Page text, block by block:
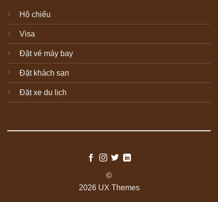
Hộ chiếu
Visa
Đặt vé máy bay
Đặt khách sạn
Đặt xe du lịch
©
2026 UX Themes